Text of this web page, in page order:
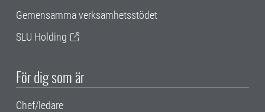
Gemensamma verksamhetsstödet
SLU Holding
För dig som är
Chef/ledare